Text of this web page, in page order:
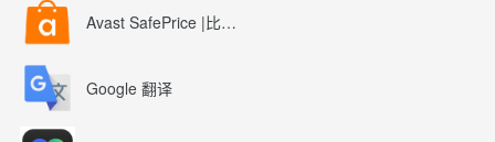
Avast SafePrice |比较、交易、优惠券
Google 翻译